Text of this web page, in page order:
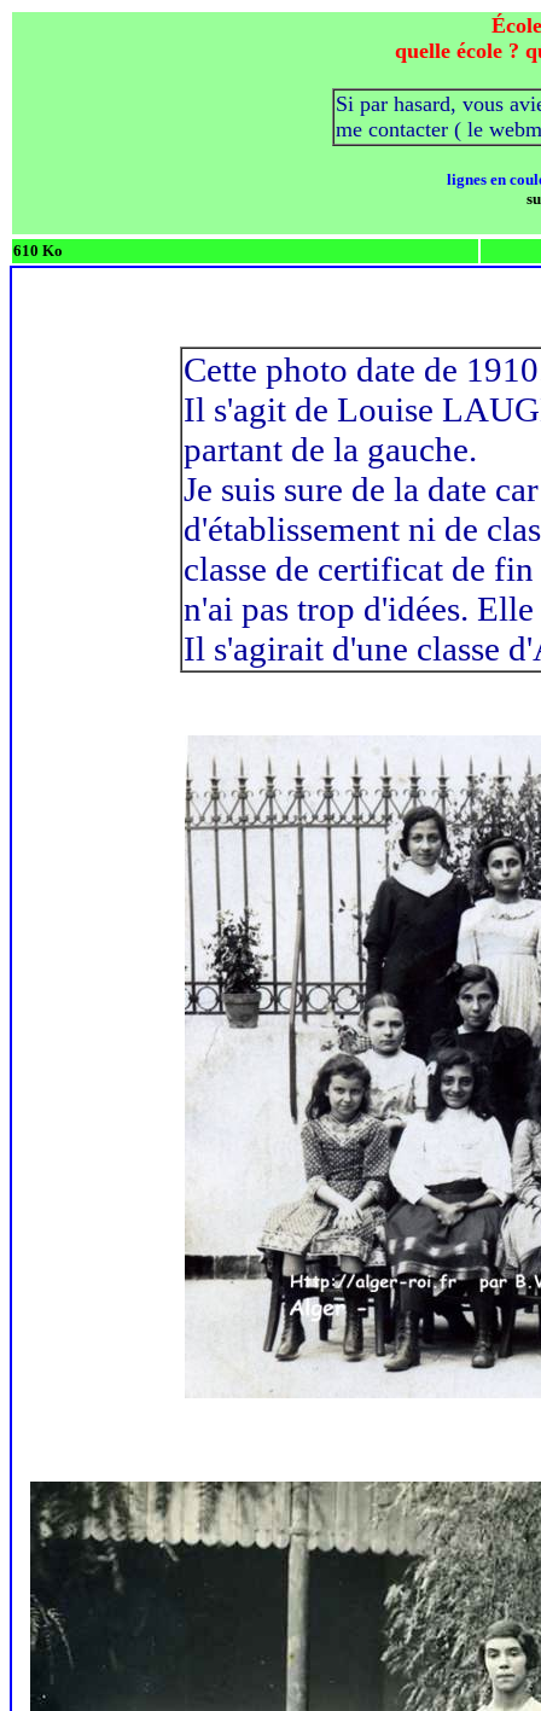
quelle école ?
Si par hasard, vous
me contacter ( le
lignes en
610 Ko
Cette photo date de
Il s'agit de Louise
partant de la gauche.
Je suis sure de la date
d'établissement ni de
classe de certificat de
n'ai pas trop d'idées.
Il s'agirait d'une classe